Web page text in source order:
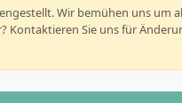
Wir bemühen uns um
Sie uns für